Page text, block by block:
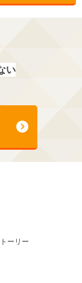
い
ーリー